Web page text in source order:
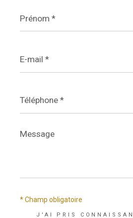
*
mail
*
*
Message
*
J'AI PRIS
* Champ obligatoire